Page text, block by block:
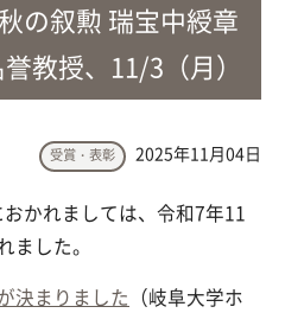
の叙勲 瑞宝中綬章
教授、11/3（月）
受賞・表彰 2025年11月04日
かれましては、令和7年11
ました。
決まりました （岐阜大学ホ